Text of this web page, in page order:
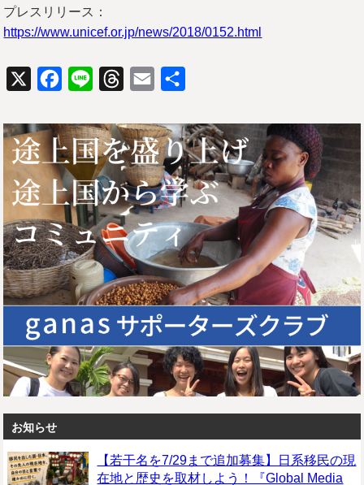
プレスリリース：
https://www.unicef.or.jp/news/2018/0152.html
X Facebook
Line ThreadsEmail
お知らせ
【若干名を7/29まで追加募集】日系移民の現
在地と歴史を取材しよう！『Global Media